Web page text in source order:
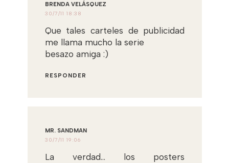
BRENDA VELÁSQUEZ
30/7/11 18:38
Que tales carteles de publicidad
me llama mucho la serie
besazo amiga :)
RESPONDER
MR. SANDMAN
30/7/11 19:06
La verdad... los posters